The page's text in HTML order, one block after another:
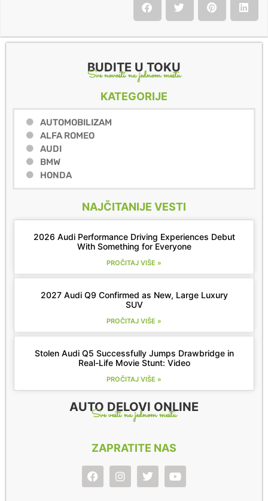
BUDITE U TOKU
Sve novosti na jednom mestu
KATEGORIJE
AUTOMOBILIZAM
ALFA ROMEO
AUDI
BMW
HONDA
NAJČITANIJE VESTI
2026 Audi Performance Driving Experiences Debut
With Something for Everyone
PROČITAJ VIŠE »
2027 Audi Q9 Confirmed as New, Large Luxury
SUV
PROČITAJ VIŠE »
Stolen Audi Q5 Successfully Jumps Drawbridge in
Real-Life Movie Stunt: Video
PROČITAJ VIŠE »
AUTO DELOVI ONLINE
Sve vesti na jednom mestu
ZAPRATITE NAS